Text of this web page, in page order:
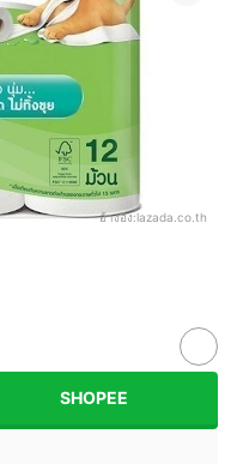
อ้างอิง:lazada.co.th
SHOPEE